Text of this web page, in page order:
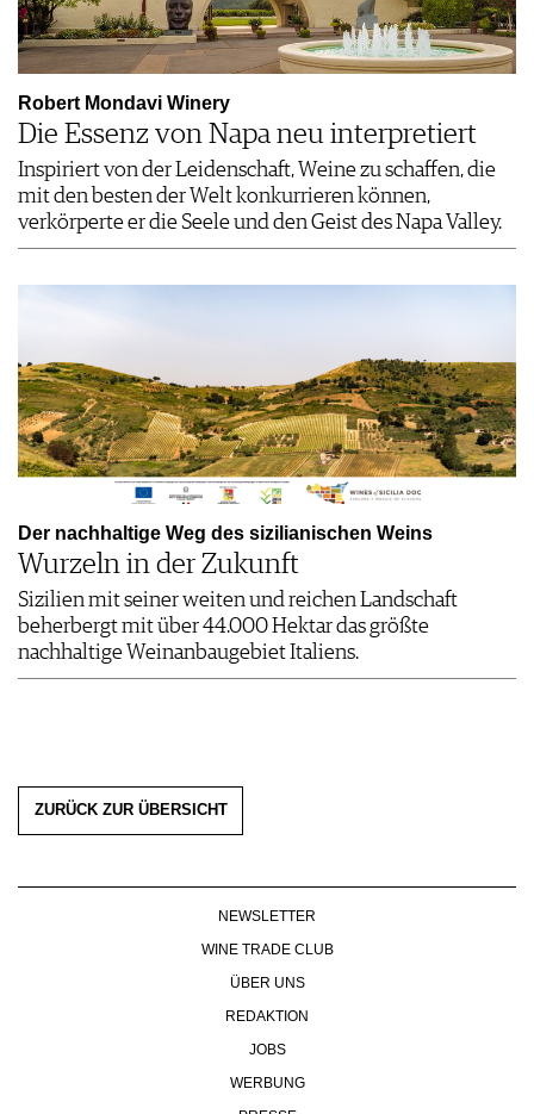
Robert Mondavi Winery
Die Essenz von Napa neu interpretiert
Inspiriert von der Leidenschaft, Weine zu schaffen, die
mit den besten der Welt konkurrieren können,
verkörperte er die Seele und den Geist des Napa Valley.
Der nachhaltige Weg des sizilianischen Weins
Wurzeln in der Zukunft
Sizilien mit seiner weiten und reichen Landschaft
beherbergt mit über 44.000 Hektar das größte
nachhaltige Weinanbaugebiet Italiens.
ZURÜCK ZUR ÜBERSICHT
NEWSLETTER
WINE TRADE CLUB
ÜBER UNS
REDAKTION
JOBS
WERBUNG